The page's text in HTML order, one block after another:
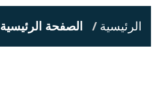
الرئيسية الصفحة الرئيسية